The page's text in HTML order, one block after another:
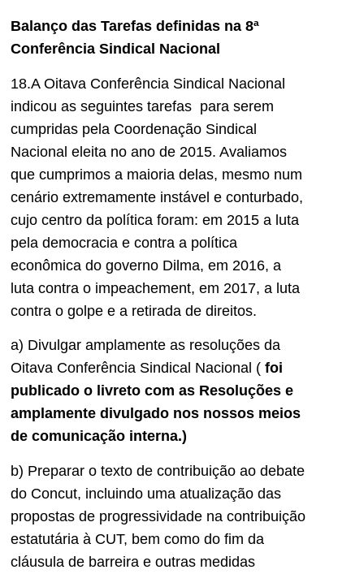
Balanço das Tarefas definidas na 8ª
Conferência Sindical Nacional
18.A Oitava Conferência Sindical Nacional
indicou as seguintes tarefas para serem
cumpridas pela Coordenação Sindical
Nacional eleita no ano de 2015. Avaliamos
que cumprimos a maioria delas, mesmo num
cenário extremamente instável e conturbado,
cujo centro da política foram: em 2015 a luta
pela democracia e contra a política
econômica do governo Dilma, em 2016, a
luta contra o impeachement, em 2017, a luta
contra o golpe e a retirada de direitos.
a) Divulgar amplamente as resoluções da
Oitava Conferência Sindical Nacional ( foi
publicado o livreto com as Resoluções e
amplamente divulgado nos nossos meios
de comunicação interna.)
b) Preparar o texto de contribuição ao debate
do Concut, incluindo uma atualização das
propostas de progressividade na contribuição
estatutária à CUT, bem como do fim da
cláusula de barreira e outras medidas